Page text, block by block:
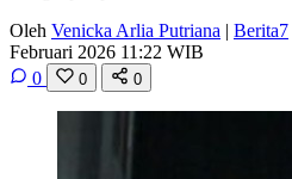
Oleh Venicka Arlia Putriana | Berita7
Februari 2026 11:22 WIB
0
0 0